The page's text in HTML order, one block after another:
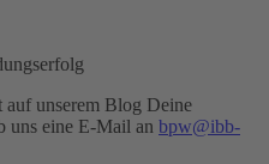
auf unserem Blog Deine
uns eine E-Mail an bpw@ibb-